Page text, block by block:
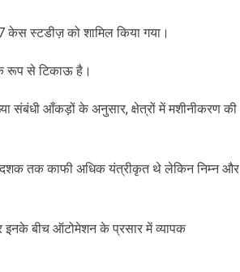
केस स्टडीज़ को शामिल किया गया।
रूप से टिकाऊ है।
संबंधी आँकड़ों के अनुसार, क्षेत्रों में मशीनीकरण की
तक काफी अधिक यंत्रीकृत थे लेकिन निम्न और
बीच ऑटोमेशन के प्रसार में व्यापक